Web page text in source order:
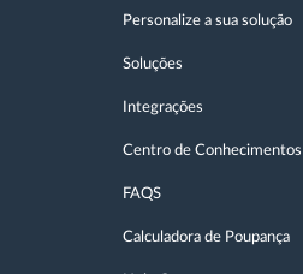
Personalize a sua solução
Soluções
Integrações
Centro de Conhecimentos
FAQS
Calculadora de Poupança